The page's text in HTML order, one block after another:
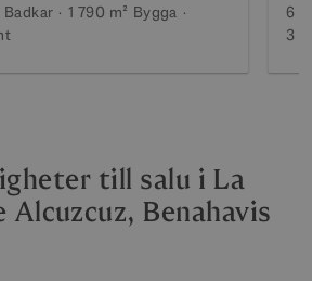
Badkar 1 790 m² Bygga
6
3
till salu i La
Alcuzcuz, Benahavis